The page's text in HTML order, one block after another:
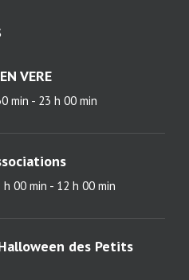
VERE
min - 23 h 00 min
h 00 min - 12 h 00 min
des Petits